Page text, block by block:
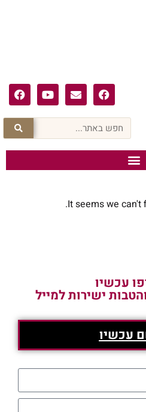
It seems we can't
עכשיו
ישירות למייל
עכשיו